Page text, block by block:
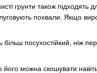
грунти також підходять
похвали. Якщо
більш посухостійкий, ніж
можна скошувати